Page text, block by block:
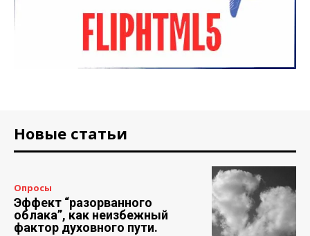
Новые статьи
Опросы
Эффект “разорванного
облака”, как неизбежный
фактор духовного пути.